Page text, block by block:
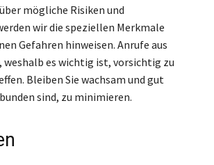
mögliche Risiken und
wir die speziellen Merkmale
Gefahren hinweisen. Anrufe aus
es wichtig ist, vorsichtig zu
Bleiben Sie wachsam und gut
sind, zu minimieren.